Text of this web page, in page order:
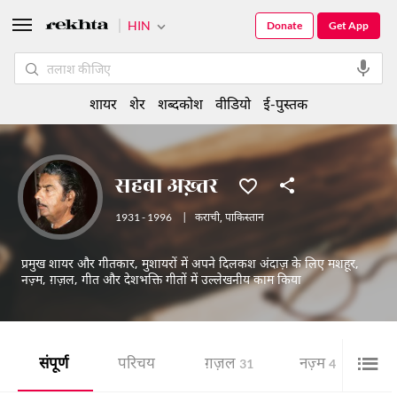
सहबा अख़्तर
1931 - 1996 कराची, पाकिस्तान
प्रमुख शायर और गीतकार, मुशायरों में अपने दिलकश अंदाज़ के लिए मशहूर,
नज़्म, ग़ज़ल, गीत और देशभक्ति गीतों में उल्लेखनीय काम किया
संपूर्ण परिचय ग़ज़ल 31 नज़्म 4
HIN Get App
Donate
शायर शेर शब्दकोश वीडियो ई-पुस्तक